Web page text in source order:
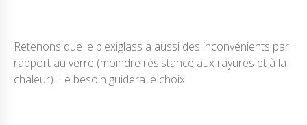
Retenons que le plexiglass a aussi des inconvénients par
rapport au verre (moindre résistance aux rayures et à la
chaleur). Le besoin guidera le choix.